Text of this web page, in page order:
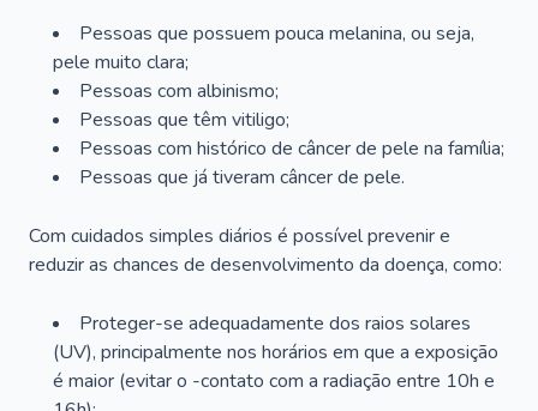
Pessoas que possuem pouca melanina, ou seja,
pele muito clara;
Pessoas com albinismo;
Pessoas que têm vitiligo;
Pessoas com histórico de câncer de pele na família;
Pessoas que já tiveram câncer de pele.
Com cuidados simples diários é possível prevenir e
reduzir as chances de desenvolvimento da doença, como:
Proteger-se adequadamente dos raios solares
(UV), principalmente nos horários em que a exposição
é maior (evitar o -contato com a radiação entre 10h e